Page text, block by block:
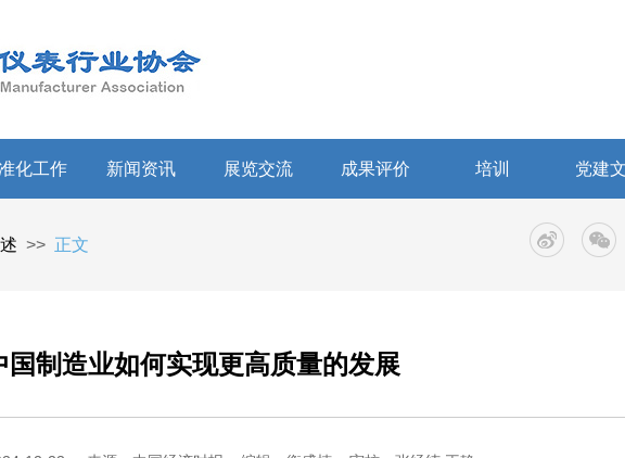
化工作 新闻资讯 展览交流 成果评价 培训 党建
>> 正文
国制造业如何实现更高质量的发展